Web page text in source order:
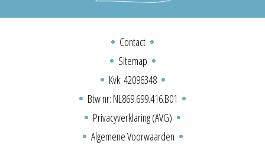
Contact
Sitemap
Kvk: 42096348
Btw nr: NL869.699.416.B01
Privacyverklaring (AVG)
Algemene Voorwaarden